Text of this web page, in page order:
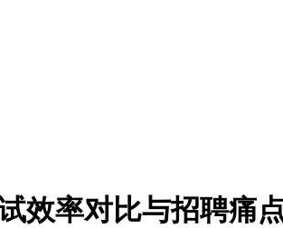
效率对比与招聘痛